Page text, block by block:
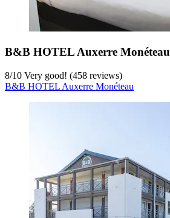
B&B HOTEL Auxerre Monéteau
8/10 Very good! (458 reviews)
B&B HOTEL Auxerre Monéteau